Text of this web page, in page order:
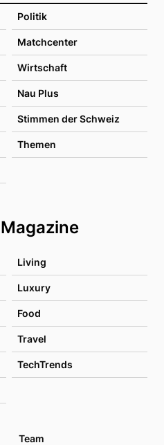
Politik
Matchcenter
Wirtschaft
Nau Plus
Stimmen der Schweiz
Themen
Living
Luxury
Food
Travel
TechTrends
Team